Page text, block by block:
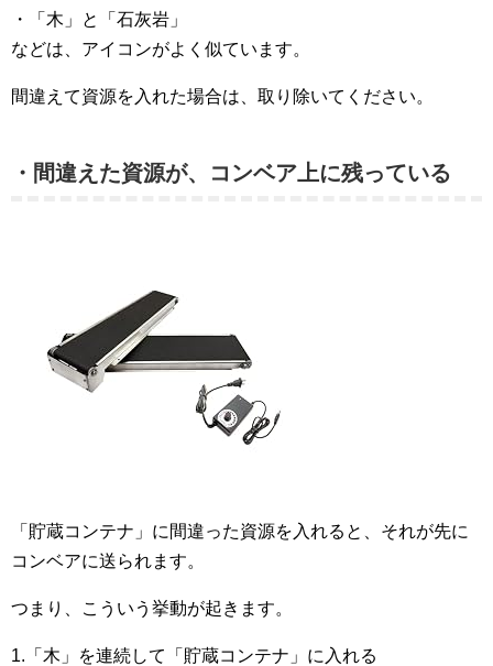
・「木」と「石灰岩」
などは、アイコンがよく似ています。
間違えて資源を入れた場合は、取り除いてください。
・間違えた資源が、コンベア上に残っている
「貯蔵コンテナ」に間違った資源を入れると、それが先に
コンベアに送られます。
つまり、こういう挙動が起きます。
1.「木」を連続して「貯蔵コンテナ」に入れる